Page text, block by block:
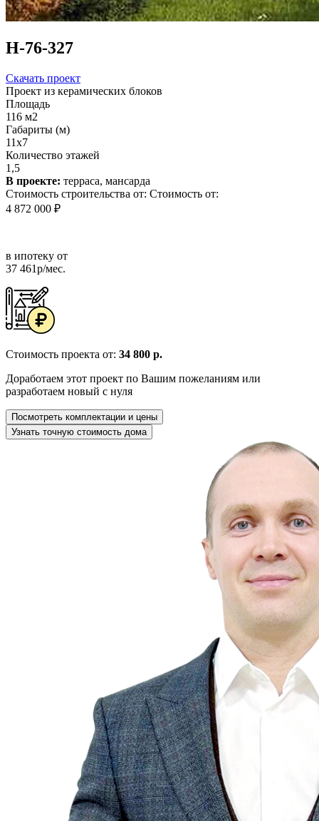
Н-76-327
Скачать проект
Проект из керамических блоков
Площадь
116 м2
Габариты (м)
11x7
Количество этажей
1,5
В проекте: терраса, мансарда
Стоимость строительства от: Стоимость от:
4 872 000 ₽
в ипотеку от
37 461р/мес.
Стоимость проекта от: 34 800 р.
Доработаем этот проект по Вашим пожеланиям или
разработаем новый с нуля
Посмотреть комплектации и цены
Узнать точную стоимость дома